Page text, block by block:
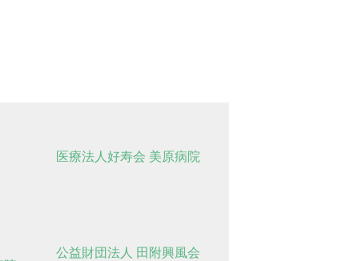
医療法人好寿会 美原病院
公益財団法人 田附興風会